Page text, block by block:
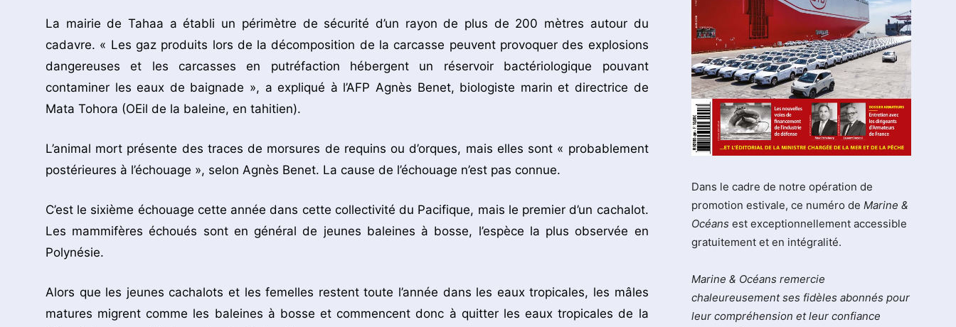
La mairie de Tahaa a établi un périmètre de sécurité d’un rayon de plus de 200 mètres autour du
cadavre. « Les gaz produits lors de la décomposition de la carcasse peuvent provoquer des explosions
dangereuses et les carcasses en putréfaction hébergent un réservoir bactériologique pouvant
contaminer les eaux de baignade », a expliqué à l’AFP Agnès Benet, biologiste marin et directrice de
Mata Tohora (OEil de la baleine, en tahitien).
L’animal mort présente des traces de morsures de requins ou d’orques, mais elles sont « probablement
postérieures à l’échouage », selon Agnès Benet. La cause de l’échouage n’est pas connue.
C’est le sixième échouage cette année dans cette collectivité du Pacifique, mais le premier d’un cachalot.
Les mammifères échoués sont en général de jeunes baleines à bosse, l’espèce la plus observée en
Polynésie.
Alors que les jeunes cachalots et les femelles restent toute l’année dans les eaux tropicales, les mâles
matures migrent comme les baleines à bosse et commencent donc à quitter les eaux tropicales de la
Dans le cadre de notre opération de
promotion estivale, ce numéro de Marine &
Océans est exceptionnellement accessible
gratuitement et en intégralité.
Marine & Océans remercie
chaleureusement ses fidèles abonnés pour
leur compréhension et leur confiance